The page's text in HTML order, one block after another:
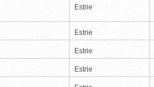
Estrie
Estrie
Estrie
Estrie